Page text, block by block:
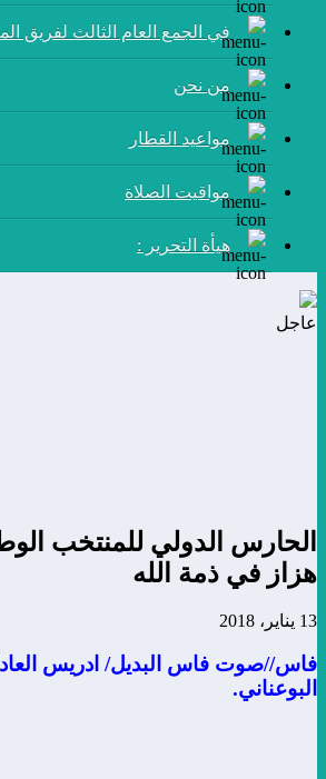
من نحن
مواعيد القطار
مواقيت الصلاة
هيأة التحرير :
عاجل
الحارس الدولي للمنتخب
هزاز في ذمة الله
13 يناير، 2018
فاس//صوت فاس البديل/ ادريس
البوعناني.